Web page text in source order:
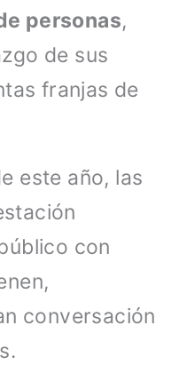
personas,
de sus
franjas de
este año, las
con
conversación